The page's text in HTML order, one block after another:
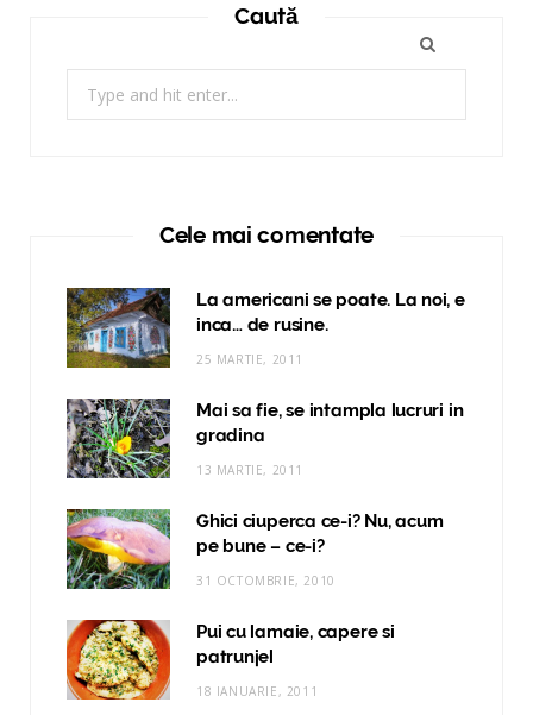
Caută
for:
Cele mai comentate
La americani se poate. La noi, e
inca… de rusine.
25 MARTIE, 2011
Mai sa fie, se intampla lucruri in
gradina
13 MARTIE, 2011
Ghici ciuperca ce-i? Nu, acum
pe bune – ce-i?
31 OCTOMBRIE, 2010
Pui cu lamaie, capere si
patrunjel
18 IANUARIE, 2011